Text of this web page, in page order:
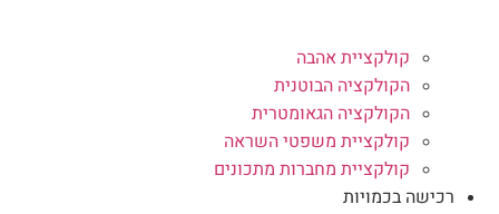
קולקציית אהבה
הקולקציה הבוטנית
הקולקציה הגאומטרית
קולקציית משפטי השראה
קולקציית מחברות מתכונים
רכישה בכמויות